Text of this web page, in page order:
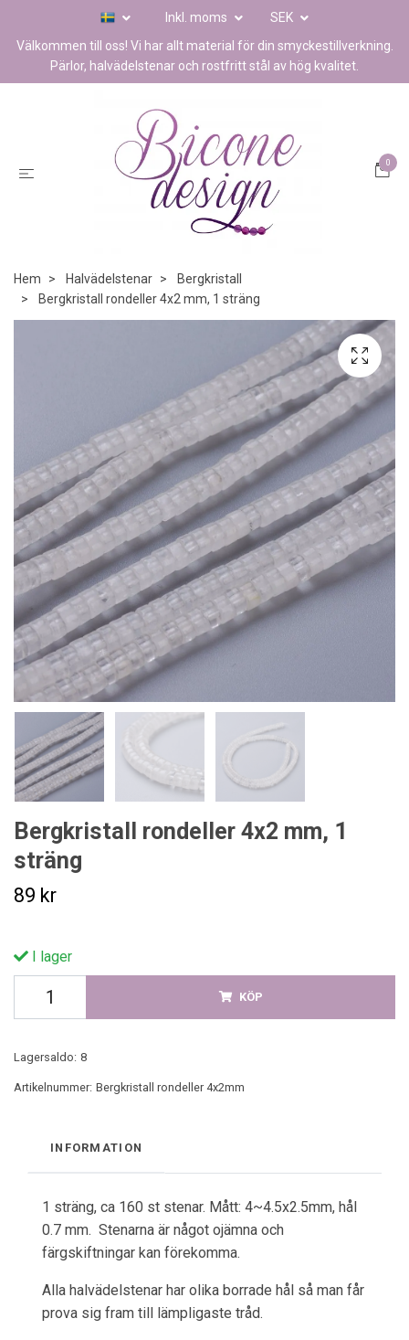
Inkl. moms
SEK
Välkommen till oss! Vi har allt material för din smyckestillverkning.
Pärlor, halvädelstenar och rostfritt stål av hög kvalitet.
0
Hem Halvädelstenar
Bergkristall
Bergkristall rondeller 4x2 mm, 1 sträng
Bergkristall rondeller 4x2 mm, 1
sträng
89 kr
I lager
KÖP
Lagersaldo: 8
Artikelnummer: Bergkristall rondeller 4x2mm
INFORMATION
1 sträng, ca 160 st stenar. Mått: 4~4.5x2.5mm, hål
0.7 mm. Stenarna är något ojämna och
färgskiftningar kan förekomma.
Alla halvädelstenar har olika borrade hål så man får
prova sig fram till lämpligaste tråd.